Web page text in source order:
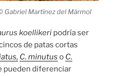
Gabriel Martínez del Mármol
koellikeri podría ser
de patas cortas
C. minutus o C.
pueden diferenciar